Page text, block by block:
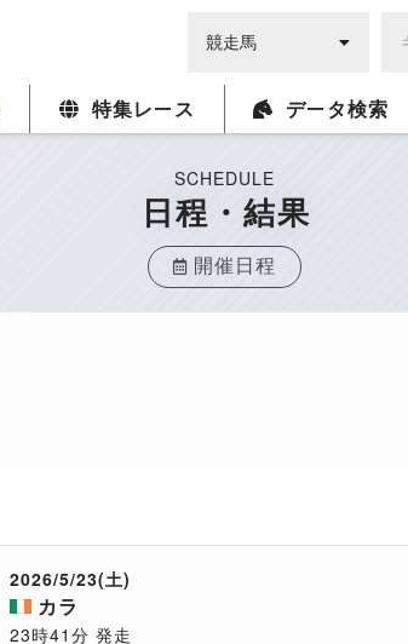
特集レース データ検索
SCHEDULE
日程・結果
開催日程
2026/5/23(土)
カラ
23時41分 発走